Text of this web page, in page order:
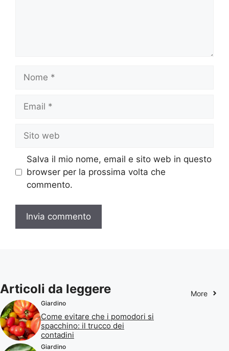
Nome
Email
Sito
web
Salva il mio nome, email e sito web in questo
browser per la prossima volta che
commento.
Articoli da leggere More
Giardino
Come evitare che i pomodori si
spacchino: il trucco dei
contadini
Giardino